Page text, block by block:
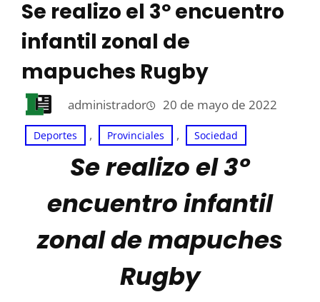
Se realizo el 3º encuentro
infantil zonal de
mapuches Rugby
administrador 20 de mayo de 2022
Deportes , Provinciales , Sociedad
Se realizo el 3º
encuentro infantil
zonal de mapuches
Rugby